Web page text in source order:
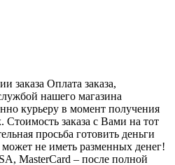
заказа Оплата заказа,
нашего магазина
курьеру в момент получения
Стоимость заказа с Вами на тот
просьба готовить деньги
может не иметь разменных денег!
MasterCard – после полной